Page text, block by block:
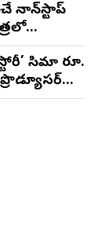
నాన్‌స్టాప్
తేజ్
సినిమా రూ.